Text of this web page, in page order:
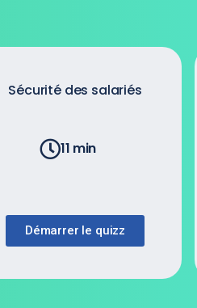
Sécurité des salariés
11 min
Démarrer le quizz